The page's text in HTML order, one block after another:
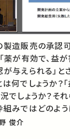
製造販売の承認
薬が有効で、益
与えられる」と
何でしょうか？
でしょうか？そ
みではどのよう
い）のでしょう
俊介